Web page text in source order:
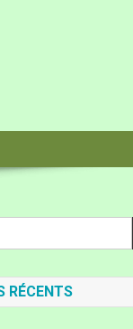
RÉCENTS